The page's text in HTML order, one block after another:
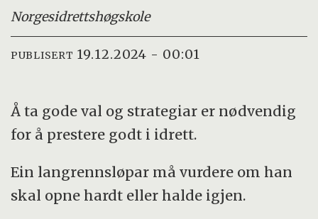
Norgesidrettshøgskole
PUBLISERT 19.12.2024 - 00:01
Å ta gode val og strategiar er nødvendig
for å prestere godt i idrett.
Ein langrennsløpar må vurdere om han
skal opne hardt eller halde igjen.